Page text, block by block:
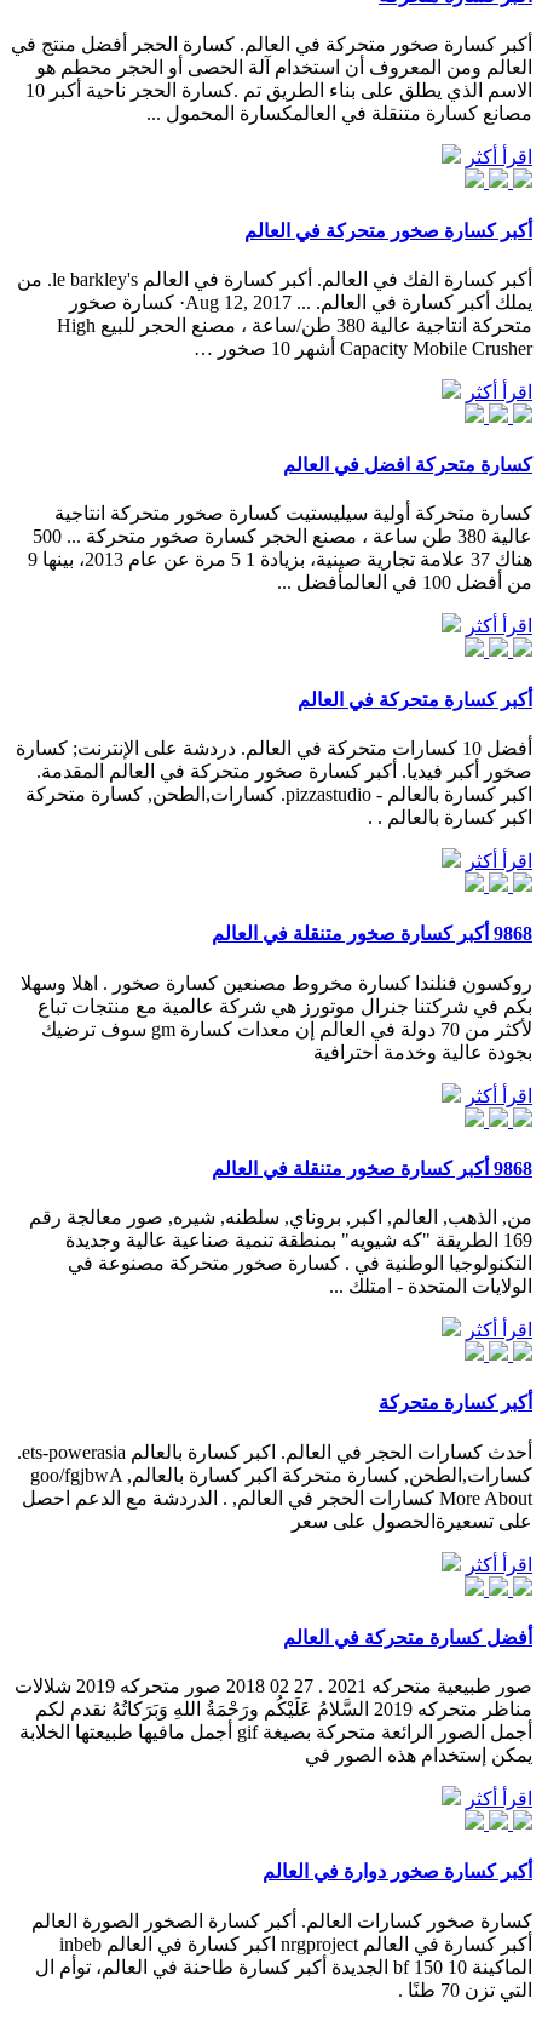
أكبر كسارة صخور متحركة في العالم. كسارة الحجر أفضل منتج في
العالم ومن المعروف أن استخدام آلة الحصى أو الحجر محطم هو
الاسم الذي يطلق على بناء الطريق تم .كسارة الحجر ناحية أكبر 10
مصانع كسارة متنقلة في العالمكسارة المحمول ...
اقرأ أكثر
أكبر كسارة صخور متحركة في العالم
أكبر كسارة الفك في العالم. أكبر كسارة في العالم le barkley's. من
يملك أكبر كسارة في العالم. ... Aug 12, 2017· كسارة صخور
متحركة انتاجية عالية 380 طن/ساعة ، مصنع الحجر للبيع High
Capacity Mobile Crusher أشهر 10 صخور …
اقرأ أكثر
كسارة متحركة افضل في العالم
كسارة متحركة أولية سيليستيت ‫كسارة صخور متحركة انتاجية
عالية 380 طن ساعة ، مصنع الحجر كسارة صخور متحركة ... 500
هناك 37 علامة تجارية صينية، بزيادة 1 5 مرة عن عام 2013، بينها 9
من أفضل 100 في العالمأفضل ...
اقرأ أكثر
أكبر كسارة متحركة في العالم
أفضل 10 كسارات متحركة في العالم. دردشة على الإنترنت; كسارة
صخور أكبر فيديا. أكبر كسارة صخور متحركة في العالم المقدمة.
اكبر كسارة بالعالم - pizzastudio. كسارات,الطحن, كسارة متحركة
اكبر كسارة بالعالم . .
اقرأ أكثر
9868 أكبر كسارة صخور متنقلة في العالم
روكسون فنلندا كسارة مخروط مصنعين كسارة صخور . اهلا وسهلا
بكم في شركتنا جنرال موتورز هي شركة عالمية مع منتجات تباع
لأكثر من 70 دولة في العالم إن معدات كسارة gm سوف ترضيك
بجودة عالية وخدمة احترافية
اقرأ أكثر
9868 أكبر كسارة صخور متنقلة في العالم
من, الذهب, العالم, اكبر, بروناي, سلطنه, شيره, صور معالجة رقم
169 الطريقة "كه شيويه" بمنطقة تنمية صناعية عالية وجديدة
التكنولوجيا الوطنية في . كسارة صخور متحركة مصنوعة في
الولايات المتحدة - امتلك ...
اقرأ أكثر
أكبر كسارة متحركة
أحدث كسارات الحجر في العالم. اكبر كسارة بالعالم ets-powerasia.
كسارات,الطحن, كسارة متحركة اكبر كسارة بالعالم, goo/fgjbwA
More About كسارات الحجر في العالم, . الدردشة مع الدعم احصل
على تسعيرةالحصول على سعر
اقرأ أكثر
أفضل كسارة متحركة في العالم
صور طبيعية متحركه 2021 . 27 02 2018 صور متحركه 2019 شلالات
مناظر متحركه 2019 السَّلامُ عَلَيْكُم ورَحْمَةُ اللهِ وَبَرَكاتُهُ نقدم لكم
أجمل الصور الرائعة متحركة بصيغة gif أجمل مافيها طبيعتها الخلابة
يمكن إستخدام هذه الصور في
اقرأ أكثر
أكبر كسارة صخور دوارة في العالم
كسارة صخور كسارات العالم. أكبر كسارة الصخور الصورة العالم
أكبر كسارة في العالم nrgproject اكبر كسارة في العالم inbeb
الماكينة bf 150 10 الجديدة أكبر كسارة طاحنة في العالم، توأم ال
التي تزن 70 طنًا .